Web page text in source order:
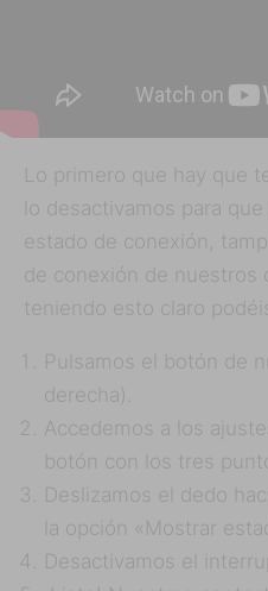
Lo primero que hay que
lo desactivamos para
estado de conexión,
de conexión de nuestros
teniendo esto claro
Pulsamos el botón de
derecha).
Accedemos a los
botón con los tres
Deslizamos el dedo
la opción «Mostrar
Desactivamos el